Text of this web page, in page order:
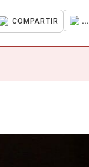
COMPARTIR ...